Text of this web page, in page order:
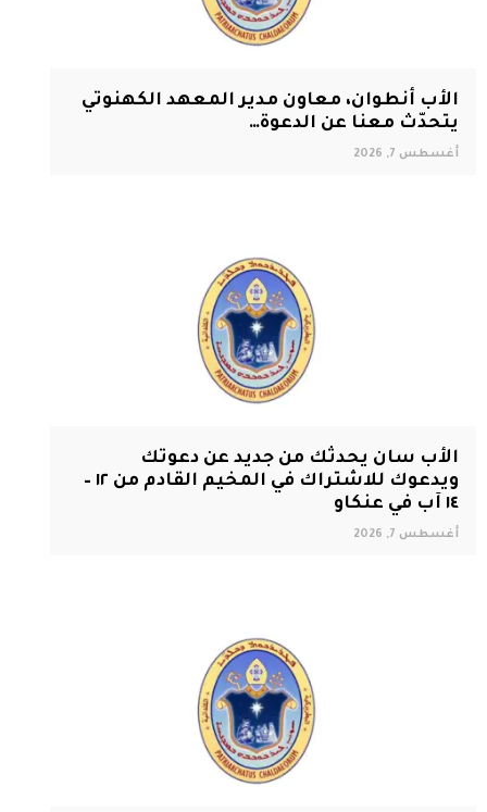
الأب أنطوان، معاون مدير المعهد الكهنوتي
يتحدّث معنا عن الدعوة…
أغسطس 7, 2026
الأب سان يحدثك من جديد عن دعوتك
ويدعوك للاشتراك في المخيم القادم من ١٢ –
١٤ آب في عنكاو
أغسطس 7, 2026